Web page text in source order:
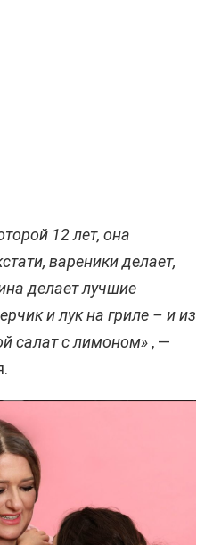
12 лет, она
вареники делает,
делает лучшие
и лук на гриле – и из
салат с лимоном» , —